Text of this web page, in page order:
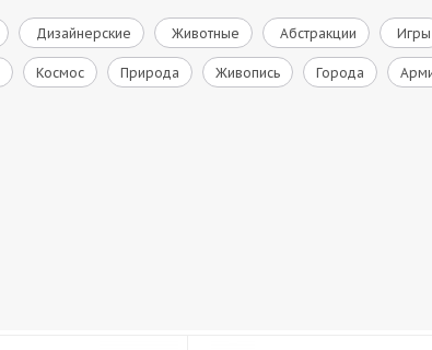
Дизайнерские Животные Абстракции Игры
Космос Природа Живопись Города